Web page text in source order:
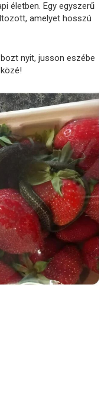
életben. Egy egyszerű
amelyet hosszú
nyit, jusson eszébe